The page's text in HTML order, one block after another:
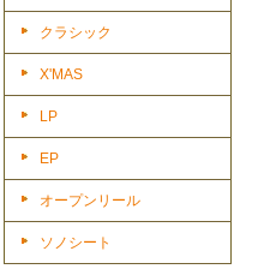
クラシック
X'MAS
LP
EP
オープンリール
ソノシート